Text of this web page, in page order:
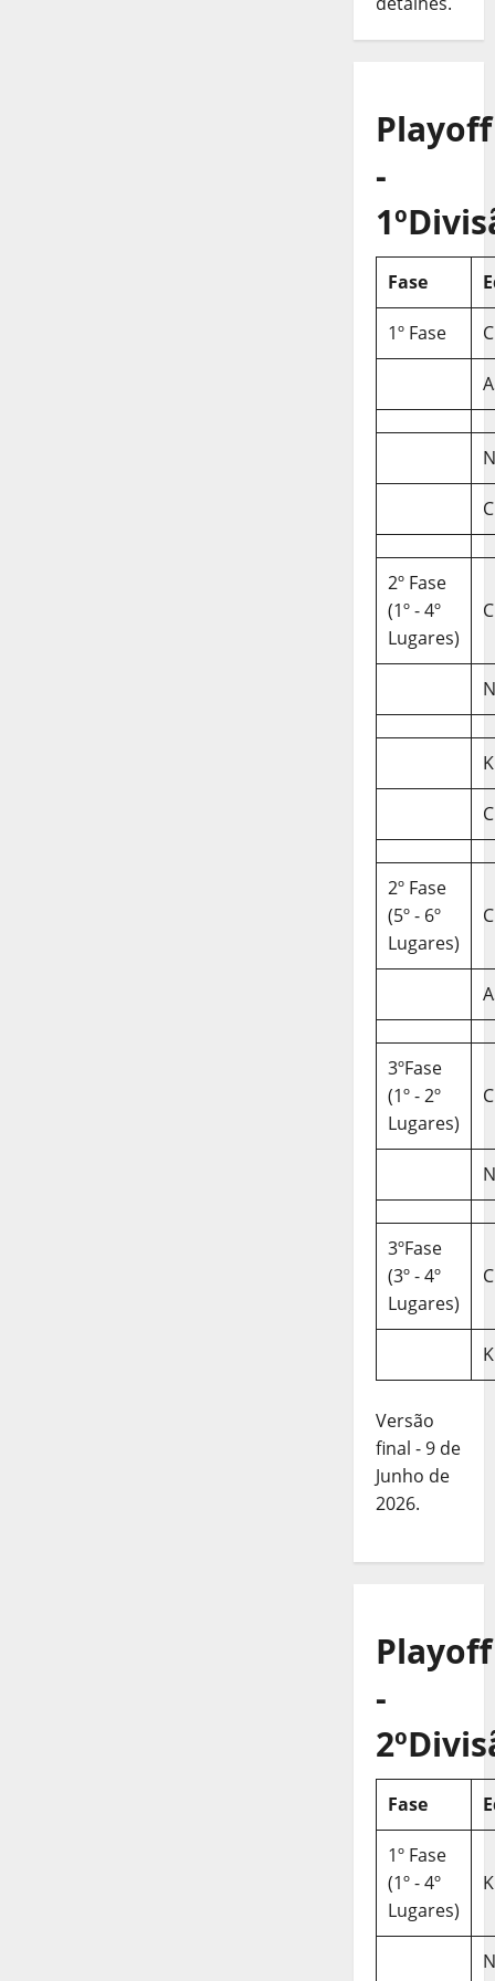
Playoff
-
Fase
1º Fase
2º Fase
(1º - 4º
Lugares)
2º Fase
(5º - 6º
Lugares)
3ºFase
(1º - 2º
Lugares)
3ºFase
(3º - 4º
Lugares)
Versão
final - 9 de
Junho de
2026.
Playoff
-
Fase
1º Fase
(1º - 4º
Lugares)